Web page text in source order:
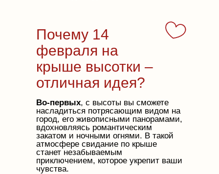
Во-первых, с высоты вы сможете
насладиться потрясающим видом на
город, его живописными панорамами,
вдохновляясь романтическим
закатом и ночными огнями. В такой
атмосфере свидание по крыше
станет незабываемым
приключением, которое укрепит ваши
чувства.
Почему 14
февраля на
крыше высотки –
отличная идея?